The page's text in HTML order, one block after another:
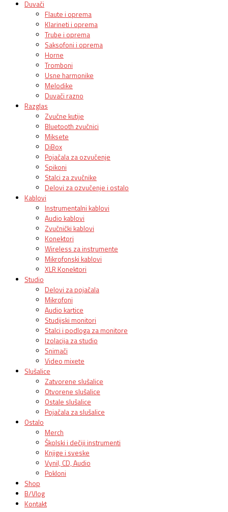
Duvači
Flaute i oprema
Klarineti i oprema
Trube i oprema
Saksofoni i oprema
Horne
Tromboni
Usne harmonike
Melodike
Duvači razno
Razglas
Zvučne kutije
Bluetooth zvučnici
Miksete
DiBox
Pojačala za ozvučenje
Spikoni
Stalci za zvučnike
Delovi za ozvučenje i ostalo
Kablovi
Instrumentalni kablovi
Audio kablovi
Zvučnički kablovi
Konektori
Wireless za instrumente
Mikrofonski kablovi
XLR Konektori
Studio
Delovi za pojačala
Mikrofoni
Audio kartice
Studijski monitori
Stalci i podloga za monitore
Izolacija za studio
Snimači
Video mixete
Slušalice
Zatvorene slušalice
Otvorene slušalice
Ostale slušalice
Pojačala za slušalice
Ostalo
Merch
Školski i dečiji instrumenti
Knjige i sveske
Vynil, CD, Audio
Pokloni
Shop
B/Vlog
Kontakt